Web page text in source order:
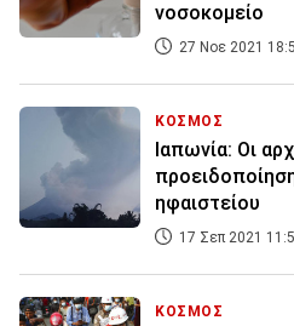
νοσοκομείο
27 Νοε 2021
ΚΟΣΜΟΣ
Ιαπωνία: Οι
ηφαιστείου
17 Σεπ 2021
ΚΟΣΜΟΣ